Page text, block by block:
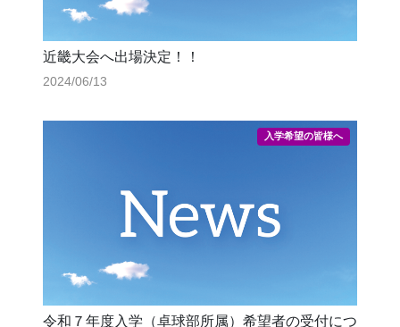
近畿大会へ出場決定！！
2024/06/13
令和７年度入学（卓球部所属）希望者の受付につ